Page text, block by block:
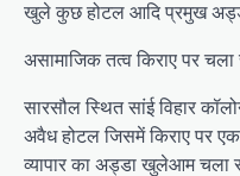
खुले कुछ होटल आदि प्रमुख अड्डे
असामाजिक तत्व किराए पर
सारसौल स्थित सांई विहार
अवैध होटल जिसमें किराए पर
व्यापार का अड्डा खुलेआम चला